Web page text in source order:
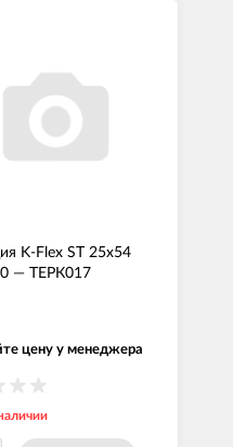
K-Flex ST 25x54
— ТЕРК017
цену у менеджера